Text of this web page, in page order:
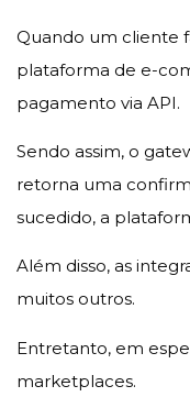
Quando um cliente
plataforma de e-
pagamento via API.
Sendo assim, o
retorna uma
sucedido, a
Além disso, as
muitos outros.
Entretanto, em
marketplaces.